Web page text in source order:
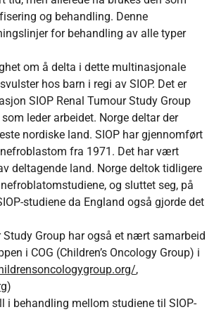
og behandling. Denne
for behandling av alle typer
om å delta i dette multinasjonale
hos barn i regi av SIOP. Det er
SIOP Renal Tumour Study Group
leder arbeidet. Norge deltar der
nordiske land. SIOP har gjennomført
fra 1971. Det har vært
deltagende land. Norge deltok tidligere
og sluttet seg, på
studiene da England også gjorde det
Study Group har også et nært samarbeid
i COG (Children’s Oncology Group) i
,
)
i behandling mellom studiene til SIOP-